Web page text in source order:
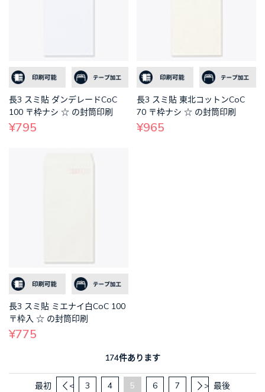
長3 スミ貼 ダンデレードCoC
100 〒枠ナシ ☆ の封筒印刷
¥795
長3 スミ貼 東北コットンCoC
70 〒枠ナシ ☆ の封筒印刷
¥965
長3 スミ貼 ミエナイ白CoC 100
〒枠入 ☆ の封筒印刷
¥775
174件あります
最初 < 3 4 5 6 7 > 最後